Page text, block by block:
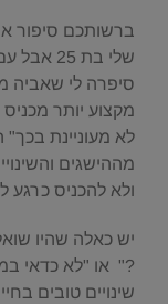
ברשותכם סיפור
שלי בת 25 אבל עם חכמה פנימית גדולה
סיפרה לי שאביה
מקצוע יותר מכניס
לא מעוניינת בכך"
מההישגים
ולא להכניס כרגע
יש כאלה שהיו
?" או "לא כדאי
שינויים טובים